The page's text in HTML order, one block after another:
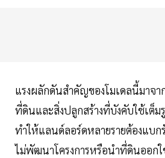
แรงผลักดันสำคัญของโมเดลนี้มาจ
ที่ดินและสิ่งปลูกสร้างที่บังคับใช้เต็
ทำให้แลนด์ลอร์ดหลายรายต้องแบ
ไม่พัฒนาโครงการหรือนำที่ดินออกใ